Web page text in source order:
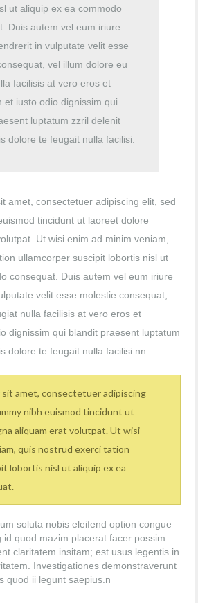
ut aliquip ex ea commodo
Duis autem vel eum iriure
in vulputate velit esse
vel illum dolore eu
facilisis at vero eros et
et iusto odio dignissim qui
luptatum zzril delenit
dolore te feugait nulla facilisi.
amet, consectetuer adipiscing elit, sed
tincidunt ut laoreet dolore
Ut wisi enim ad minim veniam,
ullamcorper suscipit lobortis nisl ut
consequat. Duis autem vel eum iriure
velit esse molestie consequat,
nulla facilisis at vero eros et
dignissim qui blandit praesent luptatum
dolore te feugait nulla facilisi.nn
sit amet, consectetuer adipiscing
nibh euismod tincidunt ut
aliquam erat volutpat. Ut wisi
quis nostrud exerci tation
lobortis nisl ut aliquip ex ea
soluta nobis eleifend option congue
id quod mazim placerat facer possim
claritatem insitam; est usus legentis in
Investigationes demonstraverunt
quod ii legunt saepius.n